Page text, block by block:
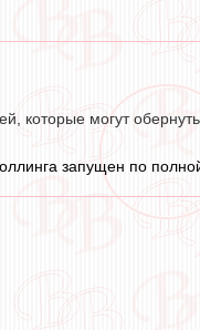
которые могут
запущен по